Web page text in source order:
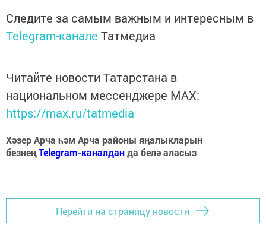
Следите за самым важным и интересным в
Telegram-канале Татмедиа
Читайте новости Татарстана в
национальном мессенджере MАХ:
https://max.ru/tatmedia
Хәзер Арча һәм Арча районы яңалыкларын
безнеңTelegram-каналданда белә аласыз
Перейти на страницу новости